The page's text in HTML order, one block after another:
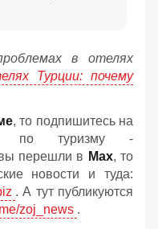
в отелях
Турции: почему
, то подпишитесь на
по туризму -
перешли в Мах, то
новости и туда:
. А тут публикуются
zoj_news .